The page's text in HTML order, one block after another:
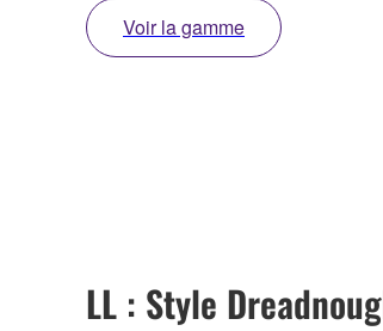
Voir la gamme
LL : Style